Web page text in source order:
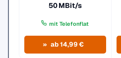
50 MBit/s
mit Telefonflat
ab 14,99 €